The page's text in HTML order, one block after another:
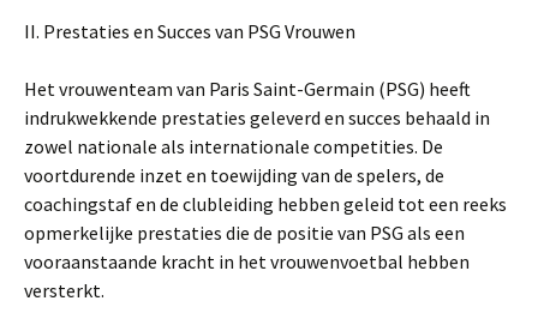
II. Prestaties en Succes van PSG Vrouwen
Het vrouwenteam van Paris Saint-Germain (PSG) heeft
indrukwekkende prestaties geleverd en succes behaald in
zowel nationale als internationale competities. De
voortdurende inzet en toewijding van de spelers, de
coachingstaf en de clubleiding hebben geleid tot een reeks
opmerkelijke prestaties die de positie van PSG als een
vooraanstaande kracht in het vrouwenvoetbal hebben
versterkt.